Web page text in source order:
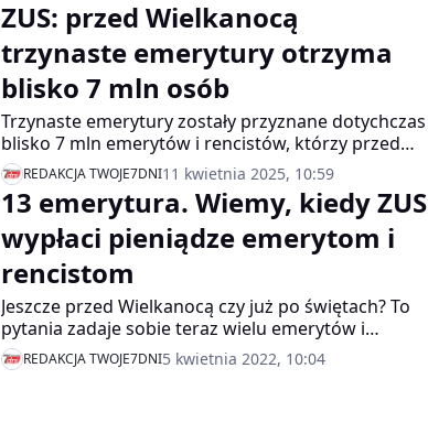
ZUS: przed Wielkanocą
trzynaste emerytury otrzyma
blisko 7 mln osób
Trzynaste emerytury zostały przyznane dotychczas
blisko 7 mln emerytów i rencistów, którzy przed
Świętami Wielkanocnymi, a więc najpóźniej 18
kwietnia otrzymają świadczenia. Ich łączna
wartość przekroczyła 13 mld zł brutto -
poinformował Zakład Ubezpieczeń Społecznych.
REDAKCJA TWOJE7DNI11 kwietnia 2025, 10:59
13 emerytura. Wiemy, kiedy ZUS
wypłaci pieniądze emerytom i
rencistom
Jeszcze przed Wielkanocą czy już po świętach? To
pytania zadaje sobie teraz wielu emerytów i
rencistów. Znamy terminy wypłat.
REDAKCJA TWOJE7DNI5 kwietnia 2022, 10:04